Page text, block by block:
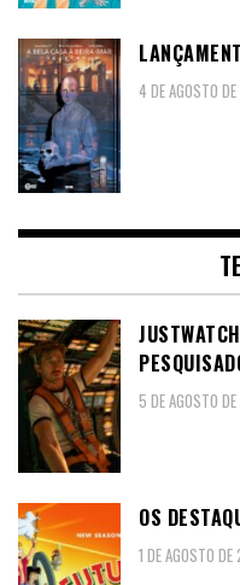
4 DE AGOSTO
5 DE AGOSTO
OS
1 DE AGOSTO